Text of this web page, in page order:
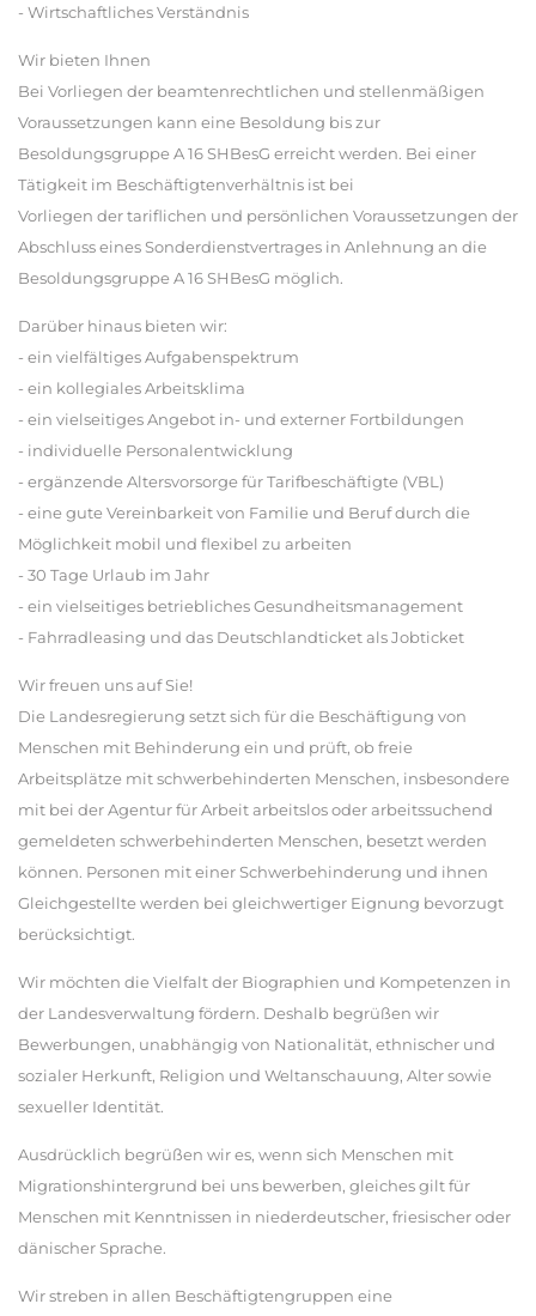
- Wirtschaftliches Verständnis
Wir bieten Ihnen
Bei Vorliegen der beamtenrechtlichen und stellenmäßigen
Voraussetzungen kann eine Besoldung bis zur
Besoldungsgruppe A 16 SHBesG erreicht werden. Bei einer
Tätigkeit im Beschäftigtenverhältnis ist bei
Vorliegen der tariflichen und persönlichen Voraussetzungen der
Abschluss eines Sonderdienstvertrages in Anlehnung an die
Besoldungsgruppe A 16 SHBesG möglich.
Darüber hinaus bieten wir:
- ein vielfältiges Aufgabenspektrum
- ein kollegiales Arbeitsklima
- ein vielseitiges Angebot in- und externer Fortbildungen
- individuelle Personalentwicklung
- ergänzende Altersvorsorge für Tarifbeschäftigte (VBL)
- eine gute Vereinbarkeit von Familie und Beruf durch die
Möglichkeit mobil und flexibel zu arbeiten
- 30 Tage Urlaub im Jahr
- ein vielseitiges betriebliches Gesundheitsmanagement
- Fahrradleasing und das Deutschlandticket als Jobticket
Wir freuen uns auf Sie!
Die Landesregierung setzt sich für die Beschäftigung von
Menschen mit Behinderung ein und prüft, ob freie
Arbeitsplätze mit schwerbehinderten Menschen, insbesondere
mit bei der Agentur für Arbeit arbeitslos oder arbeitssuchend
gemeldeten schwerbehinderten Menschen, besetzt werden
können. Personen mit einer Schwerbehinderung und ihnen
Gleichgestellte werden bei gleichwertiger Eignung bevorzugt
berücksichtigt.
Wir möchten die Vielfalt der Biographien und Kompetenzen in
der Landesverwaltung fördern. Deshalb begrüßen wir
Bewerbungen, unabhängig von Nationalität, ethnischer und
sozialer Herkunft, Religion und Weltanschauung, Alter sowie
sexueller Identität.
Ausdrücklich begrüßen wir es, wenn sich Menschen mit
Migrationshintergrund bei uns bewerben, gleiches gilt für
Menschen mit Kenntnissen in niederdeutscher, friesischer oder
dänischer Sprache.
Wir streben in allen Beschäftigtengruppen eine